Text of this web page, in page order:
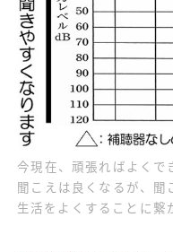
今現在、頑張ればよくで
聞こえは良くなるが、聞
生活をよくすることに繋